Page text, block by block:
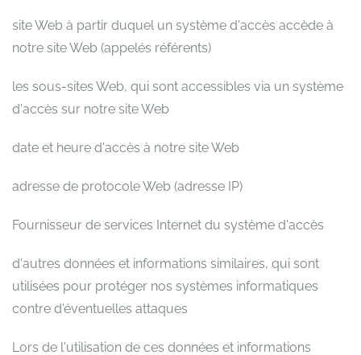
site Web à partir duquel un système d'accès accède à
notre site Web (appelés référents)
les sous-sites Web, qui sont accessibles via un système
d'accès sur notre site Web
date et heure d'accès à notre site Web
adresse de protocole Web (adresse IP)
Fournisseur de services Internet du système d'accès
d'autres données et informations similaires, qui sont
utilisées pour protéger nos systèmes informatiques
contre d'éventuelles attaques
Lors de l'utilisation de ces données et informations